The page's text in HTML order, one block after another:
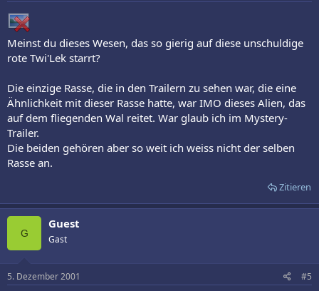
Meinst du dieses Wesen, das so gierig auf diese unschuldige
rote Twi'Lek starrt?
Die einzige Rasse, die in den Trailern zu sehen war, die eine
Ähnlichkeit mit dieser Rasse hatte, war IMO dieses Alien, das
auf dem fliegenden Wal reitet. War glaub ich im Mystery-
Trailer.
Die beiden gehören aber so weit ich weiss nicht der selben
Rasse an.
Zitieren
G
Guest
Gast
5. Dezember 2001 #5